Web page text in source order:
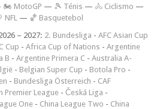
🏍 MotoGP — 🎾 Ténis — 🚴 Ciclismo —
NFL — 🏀 Basquetebol
– 2027: 2. Bundesliga - AFC Asian Cup
Cup - Africa Cup of Nations - Argentine
B - Argentine Primera C - Australia A-
- Belgian Super Cup - Botola Pro -
- Bundesliga Österreich - CAF
Premier League - Česká Liga -
One - China League Two - China